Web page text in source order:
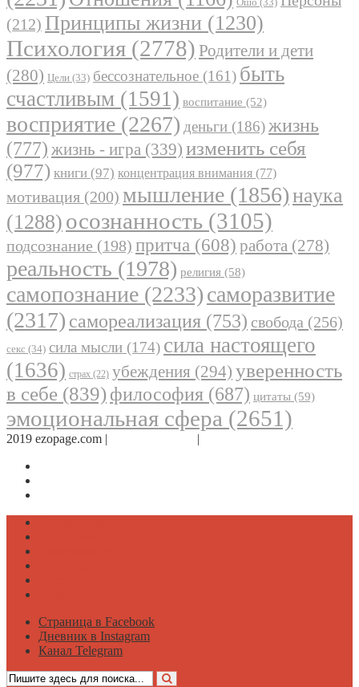
(212) Принципы жизни (1230)
Психология (2778) Родители и дети
(280) Цели (33) бессознательное (161) быть
счастливым (1591) воспитание (52)
восприятие (2267) деньги (186)жизнь
(777) жизнь - игра (339) изменить себя
(977) книги (97) концентрация внимания (77)
мотивация (200) мышление (1856)наука
(1288) осознанность (3105)
подсознание (198) притча (608) работа (278)
реальность (1978) религия (58)
самопознание (2233)саморазвитие
(2317) самореализация (753) свобода (256)
секс (34) сила мысли (174) сила настоящего
(1636) страх (22) убеждения (294) уверенность
в себе (839) философия (687) цитаты (59)
эмоциональная сфера (2651)
2019 ezopage.com | |
Страница в Facebook
Дневник в Instagram
Канал Telegram